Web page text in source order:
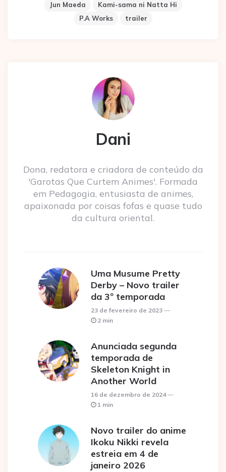
Jun Maeda
Kami-sama ni Natta Hi
P.A Works
trailer
Dani
Dona, redatora e criadora de conteúdo da
'Garotas Que Curtem Animes'. Formada
em Pedagogia, entusiasta de animes,
apaixonada por coisas fofas e quase tudo
da cultura oriental.
Uma Musume Pretty
Derby – Novo trailer
da 3º temporada
23 de fevereiro de 2023
2 min
Anunciada segunda
temporada de
Skeleton Knight in
Another World
16 de dezembro de 2024
1 min
Novo trailer do anime
Ikoku Nikki revela
estreia em 4 de
janeiro 2026